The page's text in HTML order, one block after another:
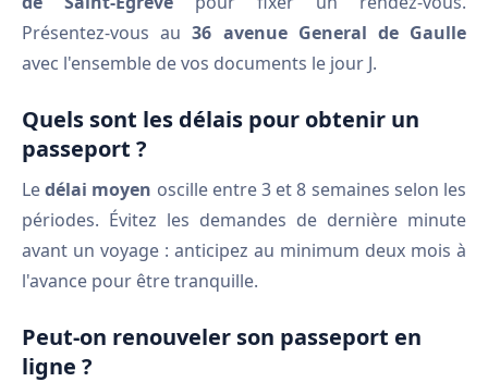
Présentez-vous au36 avenue General de Gaulle
avec l'ensemble de vos documents le jour J.
Quels sont les délais pour obtenir un
passeport ?
Ledélai moyen oscille entre 3 et 8 semaines selon les
périodes. Évitez les demandes de dernière minute
avant un voyage : anticipez au minimum deux mois à
l'avance pour être tranquille.
Peut-on renouveler son passeport en
ligne ?